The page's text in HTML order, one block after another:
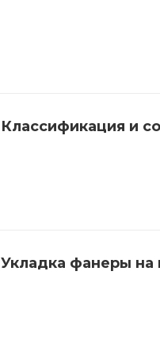
Классификация и
Укладка фанеры на